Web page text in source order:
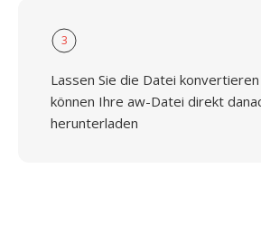
3
Lassen Sie die Datei konvertieren
können Ihre aw-Datei direkt
herunterladen